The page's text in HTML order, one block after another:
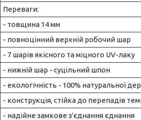
Переваги:
- товщина 14 мм
- повноцінний верхній робочий шар
- 7 шарів якісного та міцного UV-лаку
- нижній шар - суцільний шпон
- екологічність - 100% натуральної
- конструкція, стійка до перепадів
- надійне замкове з'єднання єднання